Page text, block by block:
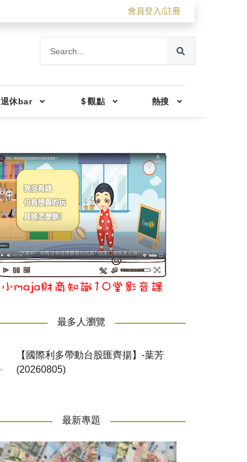
會員登入/註冊
退休bar ＄觀點 熱搜
最多人瀏覽
【國際利多帶動台股匯齊揚】-葉芳
(20260805)
最新專題